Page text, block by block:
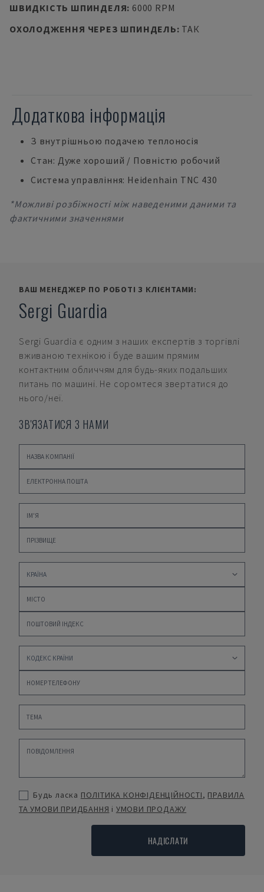
ШВИДКІСТЬ ШПИНДЕЛЯ: 6000 RPM
ОХОЛОДЖЕННЯ ЧЕРЕЗ ШПИНДЕЛЬ: ТАК
Додаткова інформація
З внутрішньою подачею теплоносія
Стан: Дуже хороший / Повністю робочий
Система управління: Heidenhain TNC 430
*Можливі розбіжності між наведеними даними та
фактичними значеннями
ВАШ МЕНЕДЖЕР ПО РОБОТІ З КЛІЄНТАМИ:
Sergi Guardia
Sergi Guardia є одним з наших експертів з торгівлі
вживаною технікою і буде вашим прямим
контактним обличчям для будь-яких подальших
питань по машині. Не соромтеся звертатися до
нього/неї.
ЗВ'ЯЗАТИСЯ З НАМИ
Будь ласка ПОЛІТИКА КОНФІДЕНЦІЙНОСТІ, ПРАВИЛА
ТА УМОВИ ПРИДБАННЯ і УМОВИ ПРОДАЖУ
НАДІСЛАТИ